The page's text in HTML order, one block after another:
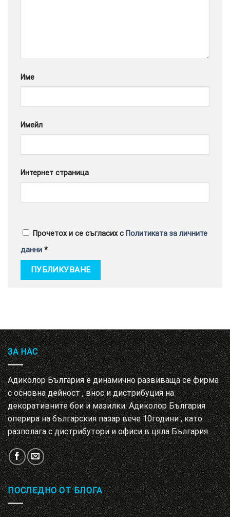
Име
Имейл
Интернет страница
Прочетох и се съгласих с Политиката за личните
данни *
ЗА НАС
Адиколор България е динамично развиваща се фирма
с основна дейност , внос и дистрибуция на
декоративните бои и мазилки. Адиколор България
оперира на българския пазар вече 10години , като
разполага с дистрибутори и офиси в цяла България.
ПОСЛЕДНО ОТ БЛОГА